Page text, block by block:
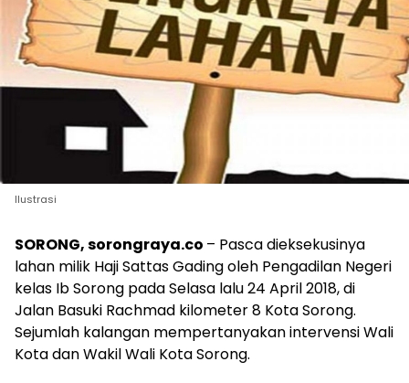
Ilustrasi
SORONG, sorongraya.co – Pasca dieksekusinya
lahan milik Haji Sattas Gading oleh Pengadilan Negeri
kelas Ib Sorong pada Selasa lalu 24 April 2018, di
Jalan Basuki Rachmad kilometer 8 Kota Sorong.
Sejumlah kalangan mempertanyakan intervensi Wali
Kota dan Wakil Wali Kota Sorong.